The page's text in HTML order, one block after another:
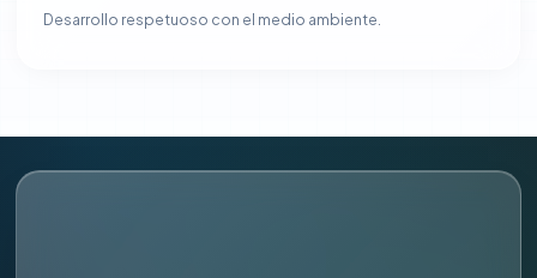
Desarrollo respetuoso con el medio ambiente.